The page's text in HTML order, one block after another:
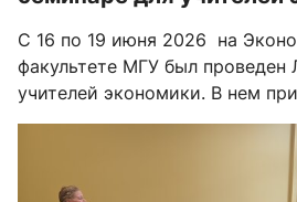
С 16 по 19 июня 2026 на
факультете МГУ был проведен
учителей экономики. В нем
заведующая кафедрой